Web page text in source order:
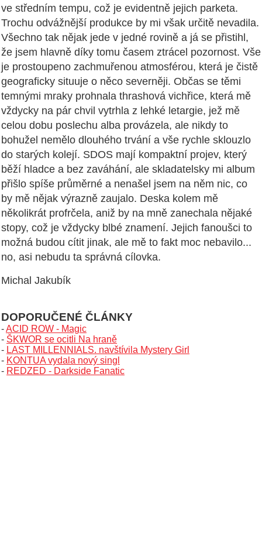
ve středním tempu, což je evidentně jejich parketa.
Trochu odvážnější produkce by mi však určitě nevadila.
Všechno tak nějak jede v jedné rovině a já se přistihl,
že jsem hlavně díky tomu časem ztrácel pozornost. Vše
je prostoupeno zachmuřenou atmosférou, která je čistě
geograficky situuje o něco severněji. Občas se těmi
temnými mraky prohnala thrashová vichřice, která mě
vždycky na pár chvil vytrhla z lehké letargie, jež mě
celou dobu poslechu alba provázela, ale nikdy to
bohužel nemělo dlouhého trvání a vše rychle sklouzlo
do starých kolejí. SDOS mají kompaktní projev, který
běží hladce a bez zaváhání, ale skladatelsky mi album
přišlo spíše průměrné a nenašel jsem na něm nic, co
by mě nějak výrazně zaujalo. Deska kolem mě
několikrát profrčela, aniž by na mně zanechala nějaké
stopy, což je vždycky blbé znamení. Jejich fanoušci to
možná budou cítit jinak, ale mě to fakt moc nebavilo...
no, asi nebudu ta správná cílovka.
Michal Jakubík
DOPORUČENÉ ČLÁNKY
-ACID ROW - Magic
- ŠKWOR se ocitli Na hraně
- LAST MILLENNIALS. navštívila Mystery Girl
- KONTUA vydala nový singl
- REDZED - Darkside Fanatic